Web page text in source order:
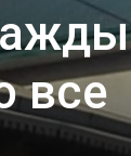
все